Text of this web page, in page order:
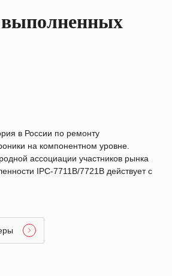
в России по ремонту
на компонентном уровне.
ассоциации участников рынка
IPC-7711B/7721B действует с